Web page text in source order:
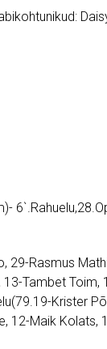
29-Rasmus
13-Tambet
Krister
12-Maik